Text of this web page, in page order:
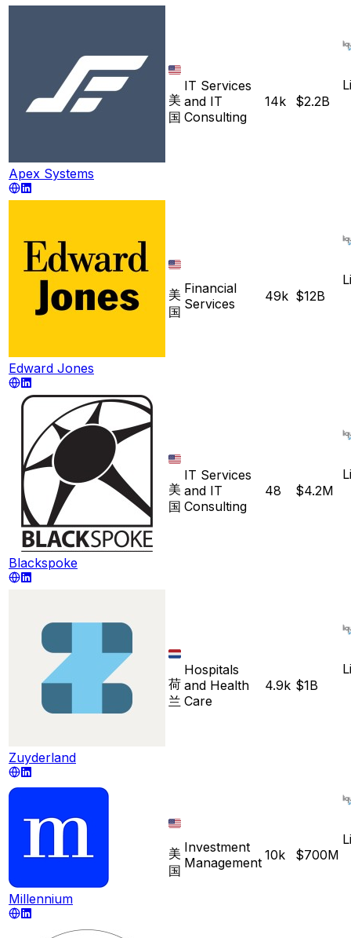
Apex Systems
美
国
IT Services
and IT
Consulting
14k $2.2B
Edward Jones
美
国
Financial
Services
49k $12B
Blackspoke
美
国
IT Services
and IT
Consulting
48 $4.2M
Zuyderland
荷
兰
Hospitals
and Health
Care
4.9k $1B
Millennium
美
国
Investment
Management 10k $700M